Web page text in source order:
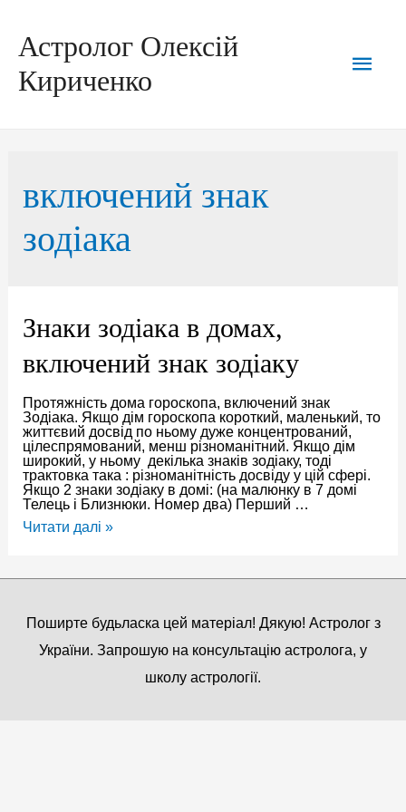
вмістуАстролог Олексій
Кириченко
включений знак
зодіака
Знаки зодіака в домах,
включений знак зодіаку
Протяжність дома гороскопа, включений знак
Зодіака. Якщо дім гороскопа короткий, маленький, то
життєвий досвід по ньому дуже концентрований,
цілеспрямований, менш різноманітний. Якщо дім
широкий, у ньому декілька знаків зодіаку, тоді
трактовка така : різноманітність досвіду у цій сфері.
Якщо 2 знаки зодіаку в домі: (на малюнку в 7 домі
Телець і Близнюки. Номер два) Перший …
Знаки
включений
Читати далі »
Поширте будьласка цей матеріал! Дякую! Астролог з
України. Запрошую на консультацію астролога, у
школу астрології.